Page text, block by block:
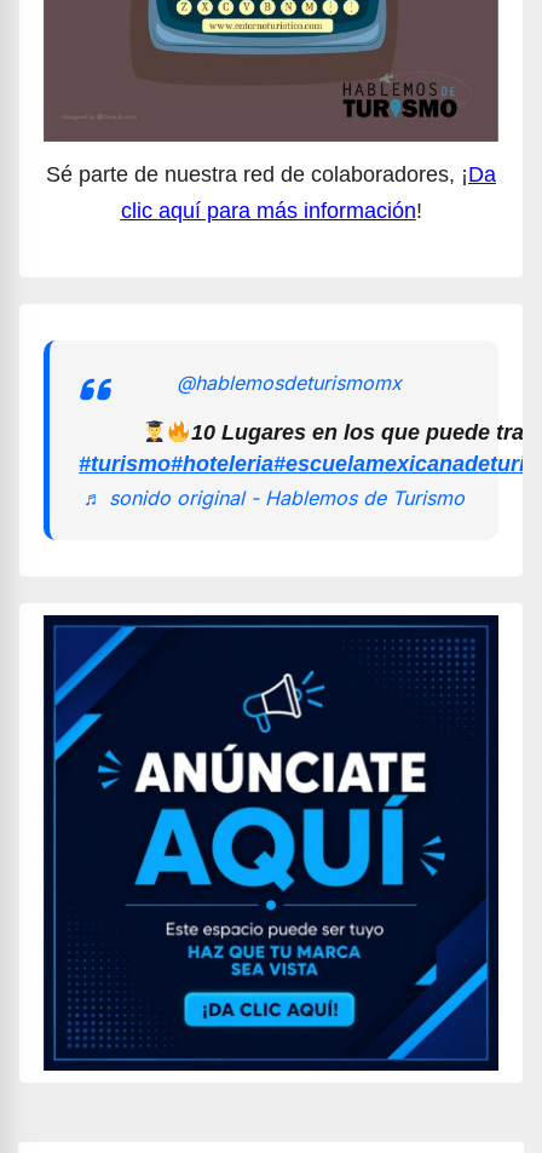
Sé parte de nuestra red de colaboradores, ¡Da
clic aquí para más información!
@hablemosdeturismomx
10 Lugares en los que puede
#turismo#hoteleria
♬ sonido original - Hablemos de Turismo